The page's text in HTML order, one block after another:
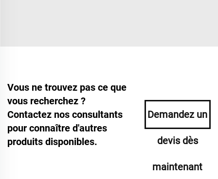
Vous ne trouvez pas ce que
vous recherchez ?
Contactez nos consultants
pour connaître d'autres
produits disponibles.
Demandez un
devis dès
maintenant